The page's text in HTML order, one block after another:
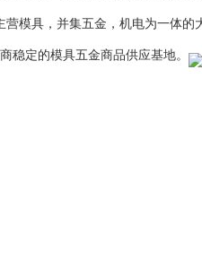
模具，并集五金，机电为一体的
稳定的模具五金商品供应基地。